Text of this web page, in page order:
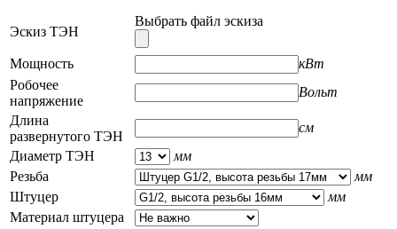
Эскиз ТЭН
Выбрать файл эскиза
Мощность
кВт
Робочее
напряжение
Вольт
Длина
развернутого ТЭН
см
Диаметр ТЭН
мм
Резьба
мм
Штуцер
мм
Материал штуцера